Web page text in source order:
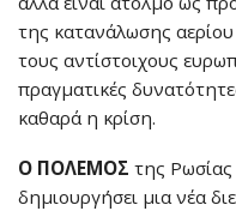
της κατανάλωσης
τους αντίστοιχους
πραγματικές
καθαρά η κρίση.
Ο ΠΟΛΕΜΟΣ της Ρωσίας
δημιουργήσει μια νέα